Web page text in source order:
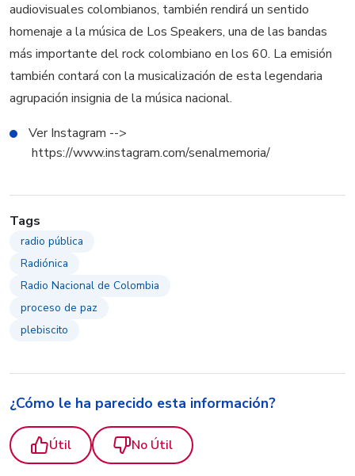
audiovisuales colombianos, también rendirá un sentido
homenaje a la música de Los Speakers, una de las bandas
más importante del rock colombiano en los 60. La emisión
también contará con la musicalización de esta legendaria
agrupación insignia de la música nacional.
Ver Instagram -->
https://www.instagram.com/senalmemoria/
Tags
radio pública
Radiónica
Radio Nacional de Colombia
proceso de paz
plebiscito
¿Cómo le ha parecido esta información?
Útil No Útil